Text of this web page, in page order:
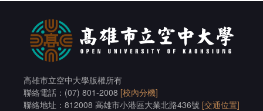
高雄市立空中大學版權所有
聯絡電話：(07) 801-2008 [校內分機]
聯絡地址：812008 高雄市小港區大業北路436號 [交通位置]